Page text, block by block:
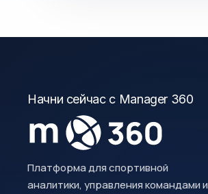
Начни сейчас с Manager 360
Платформа для спортивной
аналитики, управления командами и